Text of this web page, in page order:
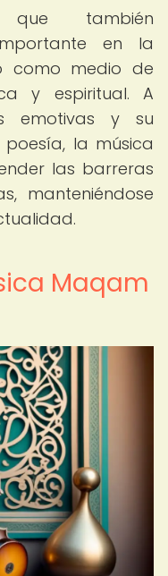
que también
en la
como medio de
y espiritual. A
emotivas y su
la música
las barreras
manteniéndose
Maqam